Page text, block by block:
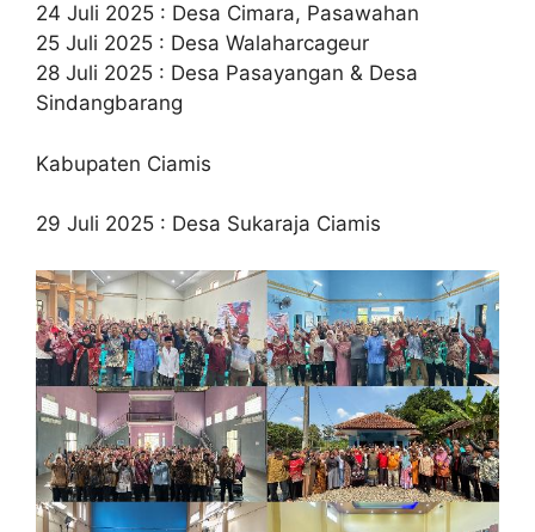
24 Juli 2025 : Desa Cimara, Pasawahan
25 Juli 2025 : Desa Walaharcageur
28 Juli 2025 : Desa Pasayangan & Desa
Sindangbarang
Kabupaten Ciamis
29 Juli 2025 : Desa Sukaraja Ciamis